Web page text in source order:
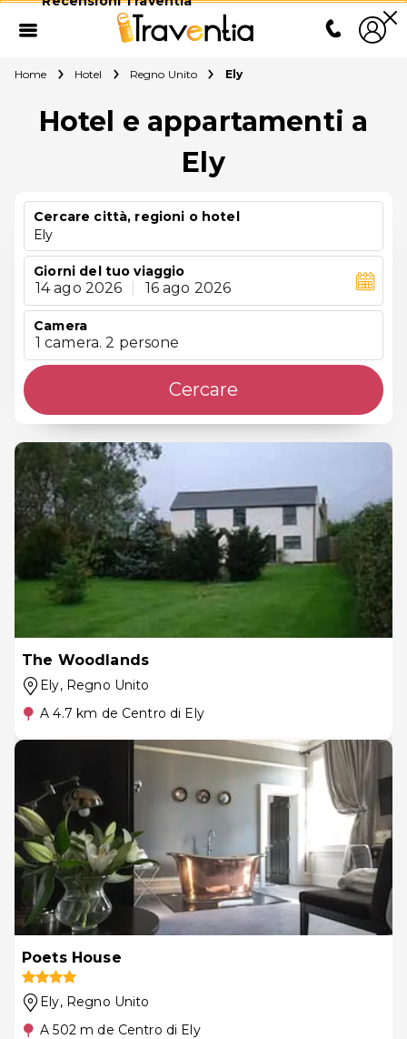
Home Hotel Regno Unito Ely
Hotel e appartamenti a
Ely
Cercare città, regioni o hotel
Ely
Giorni del tuo viaggio
14 ago 2026 16 ago 2026
Camera
1 camera. 2 persone
Cercare
The Woodlands
Ely, Regno Unito
A 4.7 km de Centro di Ely
Poets House
Ely, Regno Unito
A 502 m de Centro di Ely